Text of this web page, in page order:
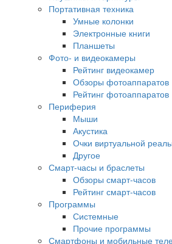
Портативная техника
Умные колонки
Электронные книги
Планшеты
Фото- и видеокамеры
Рейтинг видеокамер
Обзоры фотоаппаратов
Рейтинг фотоаппаратов
Периферия
Мыши
Акустика
Очки виртуальной
Другое
Смарт-часы и браслеты
Обзоры смарт-часов
Рейтинг смарт-часов
Программы
Системные
Прочие программы
Смартфоны и мобильные